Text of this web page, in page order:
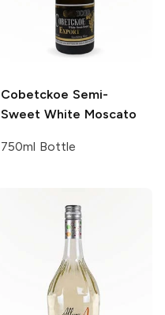
Cobetckoe Semi-
Sweet White Moscato
750ml Bottle